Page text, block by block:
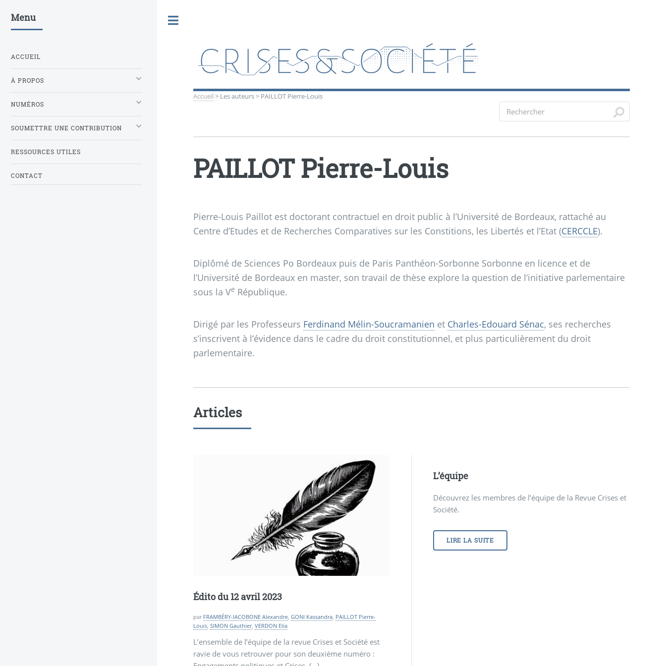
Accueil > Les auteurs> PAILLOT Pierre-Louis
PAILLOT Pierre-Louis
Pierre-Louis Paillot est doctorant contractuel en droit public à l’Université de Bordeaux, rattaché au
Centre d’Etudes et de Recherches Comparatives sur les Constitions, les Libertés et l’Etat (CERCCLE).
Diplômé de Sciences Po Bordeaux puis de Paris Panthéon-Sorbonne Sorbonne en licence et de
l’Université de Bordeaux en master, son travail de thèse explore la question de l’initiative parlementaire
sous la Ve République.
Dirigé par les Professeurs Ferdinand Mélin-Soucramanien et Charles-Edouard Sénac, ses recherches
s’inscrivent à l’évidence dans le cadre du droit constitutionnel, et plus particulièrement du droit
parlementaire.
Articles
Édito du 12 avril 2023
par FRAMBÉRY-IACOBONE Alexandre,GONI Kassandra, PAILLOT Pierre-
Louis,SIMON Gauthier,VERDON Elia
L’ensemble de l’équipe de la revue Crises et Société est
ravie de vous retrouver pour son deuxième numéro :
L’équipe
Découvrez les membres de l’équipe de la Revue Crises et
Société.
LIRE LA SUITE
Menu
ACCUEIL
À PROPOS
NUMÉROS
SOUMETTRE UNE CONTRIBUTION
RESSOURCES UTILES
CONTACT